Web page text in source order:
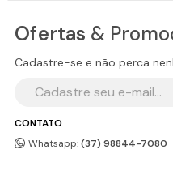
CONTATO
Whatsapp:(37) 98844-7080
Ofertas &
Cadastre-se e não perca